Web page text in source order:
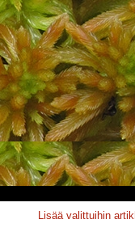
Lisää valittuihin